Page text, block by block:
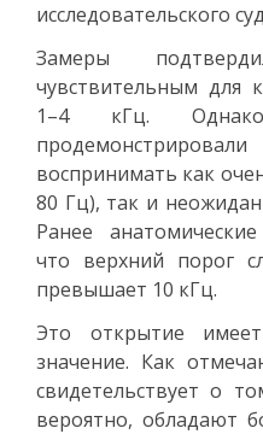
исследовательского
Замеры
чувствительным для
1–4 кГц.
воспринимать как
80 Гц), так и
Ранее
что верхний порог
превышает 10 кГц.
Это открытие
значение. Как
свидетельствует о
вероятно, обладают